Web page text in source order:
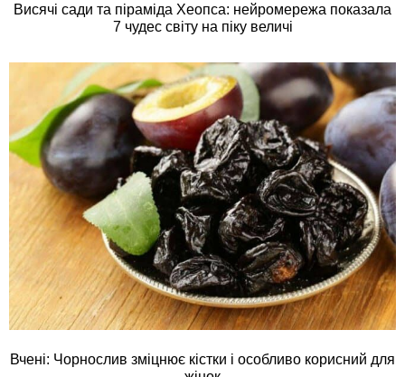
Висячі сади та піраміда Хеопса: нейромережа показала
7 чудес світу на піку величі
Вчені: Чорнослив зміцнює кістки і особливо корисний для